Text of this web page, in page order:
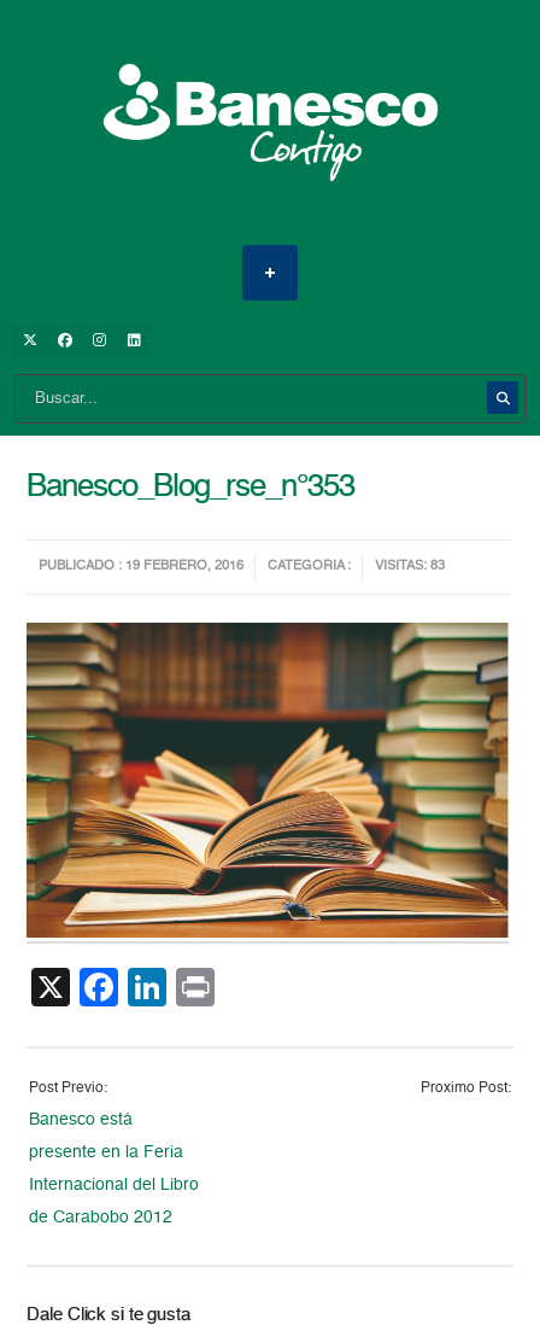
Banesco_Blog_rse_n°353
PUBLICADO : 19 FEBRERO, 2016 CATEGORIA : VISITAS: 83
X Facebook
LinkedIn
Post Previo:
Banesco está
presente en la Feria
Internacional del Libro
de Carabobo 2012
Proximo Post:
Dale Click si te gusta